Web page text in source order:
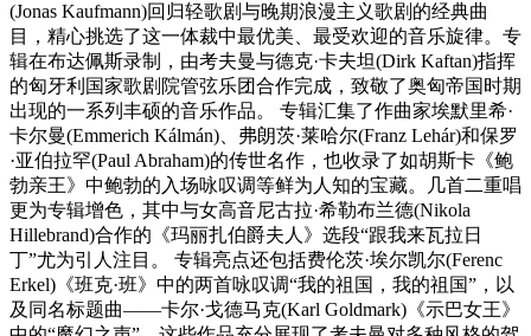
(Jonas Kaufmann)回归轻歌剧与晚期浪漫主义歌剧的经典曲
目，精心挑选了这一体裁中最优美、最受欢迎的音乐旋律。专
辑在布达佩斯录制，由考夫曼与德克·卡夫坦(Dirk Kaftan)指挥
的匈牙利国家歌剧院管弦乐团合作完成，致敬了奥匈帝国时期
出现的一系列丰硕的音乐作品。 专辑汇集了作曲家埃默里希·
卡尔曼(Emmerich Kálmán)、弗朗茨·莱哈尔(Franz Lehár)和保罗
·亚伯拉罕(Paul Abraham)的传世名作，也收录了如胡斯卡《鲍
勃亲王》中鲍勃的入场咏叹调等鲜为人知的宝藏。几首二重唱
更为专辑增色，其中与女高音尼古拉·希勒布兰德(Nikola
Hillebrand)合作的《玛丽扎伯爵夫人》选段“跟我来瓦拉日
丁”尤为引人注目。 专辑亮点还包括费伦茨·埃尔凯尔(Ferenc
Erkel)《班克·班》中的两首咏叹调“我的祖国，我的祖国”，以
及同名标题曲——卡尔·戈德马克(Karl Goldmark)《示巴女王》